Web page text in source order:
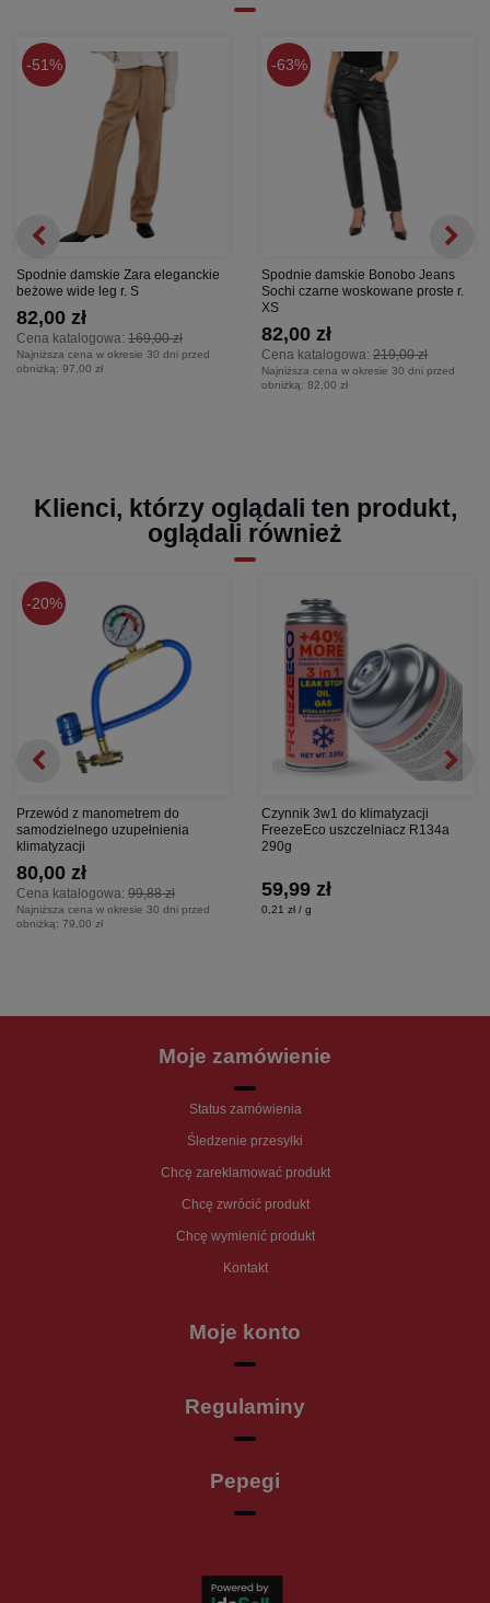
51%
Spodnie damskie Zara eleganckie
beżowe wide leg r. S
Cena katalogowa: 169,00 zł
82,00 zł
Najniższa cena w okresie 30 dni przed
obniżką: 97,00 zł
63%
Spodnie damskie Bonobo Jeans
Sochi czarne woskowane proste r.
XS
Cena katalogowa: 219,00 zł
82,00 zł
Najniższa cena w okresie 30 dni przed
obniżką: 82,00 zł
Klienci, którzy oglądali ten produkt,
oglądali również
20%
Przewód z manometrem do
samodzielnego uzupełnienia
klimatyzacji
Cena katalogowa: 99,88 zł
80,00 zł
Najniższa cena w okresie 30 dni przed
obniżką: 79,00 zł
Czynnik 3w1 do klimatyzacji
FreezeEco uszczelniacz R134a
290g
59,99 zł
0,21 zł / g
Moje zamówienie
Status zamówienia
Śledzenie przesyłki
Chcę zareklamować produkt
Chcę zwrócić produkt
Chcę wymienić produkt
Kontakt
Moje konto
Regulaminy
Pepegi